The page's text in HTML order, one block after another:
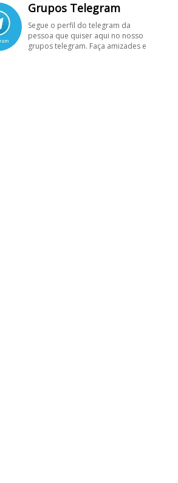
evangélicos. #SegueMeuPerfil!
Grupos Telegram
Segue o perfil do telegram da
pessoa que quiser aqui no nosso
grupos telegram. Faça amizades e